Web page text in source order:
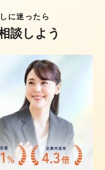
に迷ったら
談しよう